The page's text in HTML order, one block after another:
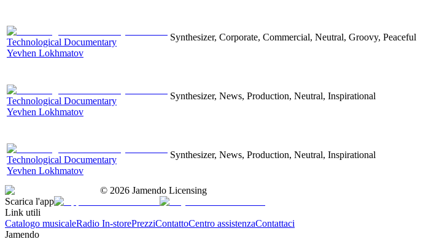
Technological Documentary
Yevhen Lokhmatov
Synthesizer, Corporate, Commercial, Neutral, Groovy, Peaceful
Technological Documentary
Yevhen Lokhmatov
Synthesizer, News, Production, Neutral, Inspirational
Technological Documentary
Yevhen Lokhmatov
Synthesizer, News, Production, Neutral, Inspirational
© 2026 Jamendo Licensing
Scarica l'app
Link utili
Catalogo musicaleRadio In-storePrezziContattoCentro assistenzaContattaci
Jamendo